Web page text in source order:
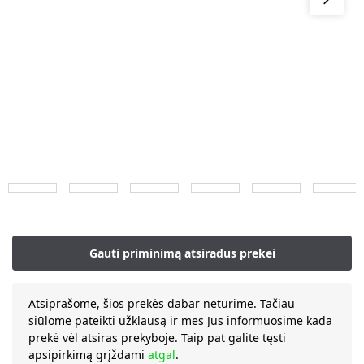
Atsiprašome, šios prekės dabar neturime. Tačiau
siūlome pateikti užklausą ir mes Jus informuosime kada
prekė vėl atsiras prekyboje. Taip pat galite tęsti
apsipirkimą grįždami atgal.